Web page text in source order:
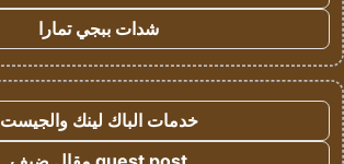
شدات ببجي تمارا
خدمات الباك لينك والجيست